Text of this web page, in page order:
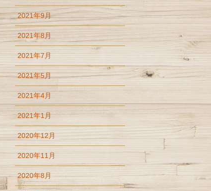
2021年9月
2021年8月
2021年7月
2021年5月
2021年4月
2021年1月
2020年12月
2020年11月
2020年8月